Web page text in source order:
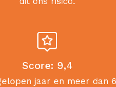
Score: 9,4
jaar en meer dan